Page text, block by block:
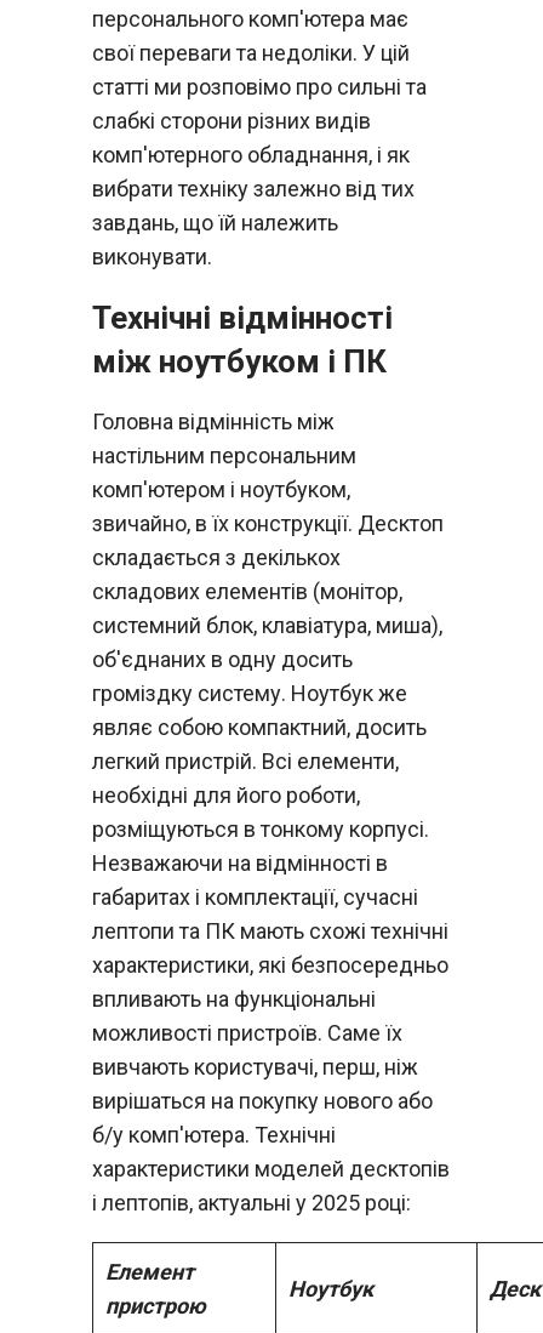
персонального комп'ютера має
свої переваги та недоліки. У цій
статті ми розповімо про сильні та
слабкі сторони різних видів
комп'ютерного обладнання, і як
вибрати техніку залежно від тих
завдань, що їй належить
виконувати.
Технічні відмінності
між ноутбуком і ПК
Головна відмінність між
настільним персональним
комп'ютером і ноутбуком,
звичайно, в їх конструкції. Десктоп
складається з декількох
складових елементів (монітор,
системний блок, клавіатура, миша),
об'єднаних в одну досить
громіздку систему. Ноутбук же
являє собою компактний, досить
легкий пристрій. Всі елементи,
необхідні для його роботи,
розміщуються в тонкому корпусі.
Незважаючи на відмінності в
габаритах і комплектації, сучасні
лептопи та ПК мають схожі технічні
характеристики, які безпосередньо
впливають на функціональні
можливості пристроїв. Саме їх
вивчають користувачі, перш, ніж
вирішаться на покупку нового або
б/у комп'ютера. Технічні
характеристики моделей десктопів
і лептопів, актуальні у 2025 році:
Елемент
пристрою
Ноутбук